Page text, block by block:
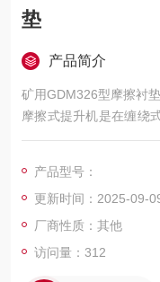
垫
产品简介
摩擦式提升机是在缠绕
提升机相比，由于有较
产品型号：
更新时间：2025-09-
厂商性质：其他
访问量：312